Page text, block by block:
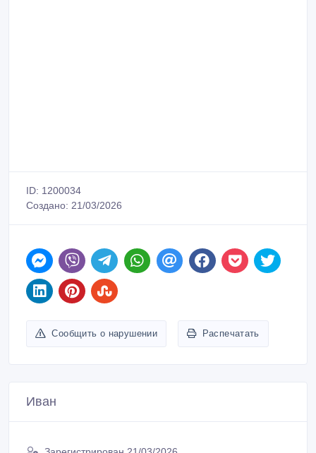
ID: 1200034
Создано: 21/03/2026
Сообщить о нарушении Распечатать
Иван